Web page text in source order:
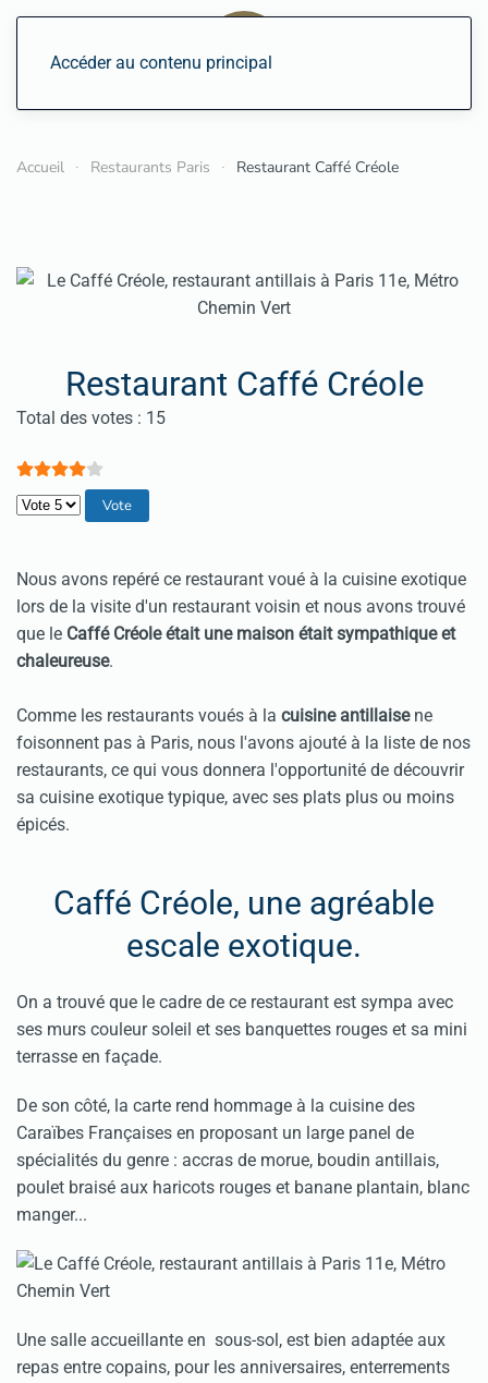
Accéder au contenu principal
Accueil Restaurants Paris Restaurant Caffé Créole
Restaurant Caffé Créole
Vote utilisateur:4/
Total des votes : 15
Veuillez voter
Nous avons repéré ce restaurant voué à la cuisine exotique
lors de la visite d'un restaurant voisin et nous avons trouvé
que le Caffé Créole était une maison était sympathique et
chaleureuse.
Comme les restaurants voués à la cuisine antillaisene
foisonnent pas à Paris, nous l'avons ajouté à la liste de nos
restaurants, ce qui vous donnera l'opportunité de découvrir
sa cuisine exotique typique, avec ses plats plus ou moins
épicés.
Caffé Créole, une agréable
escale exotique.
On a trouvé que le cadre de ce restaurant est sympa avec
ses murs couleur soleil et ses banquettes rouges et sa mini
terrasse en façade.
De son côté, la carte rend hommage à la cuisine des
Caraïbes Françaises en proposant un large panel de
spécialités du genre : accras de morue, boudin antillais,
poulet braisé aux haricots rouges et banane plantain, blanc
manger...
Une salle accueillante en sous-sol, est bien adaptée aux
repas entre copains, pour les anniversaires, enterrements